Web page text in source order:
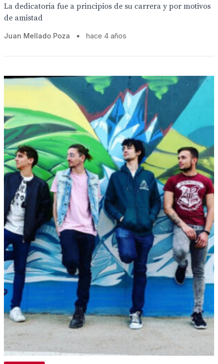
La dedicatoria fue a principios de su carrera y por motivos
de amistad
Juan Mellado Poza • hace 4 años